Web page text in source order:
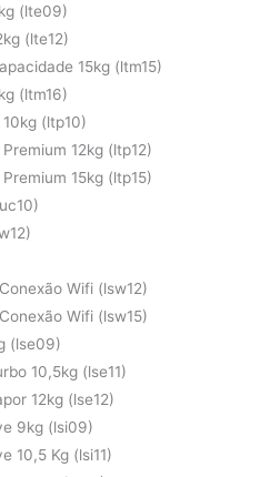
(lte09)
(lte12)
15kg (ltm15)
(ltm16)
(ltp10)
12kg (ltp12)
15kg (ltp15)
Wifi (lsw12)
Wifi (lsw15)
(lse09)
10,5kg (lse11)
12kg (lse12)
9kg (lsi09)
10,5 Kg (lsi11)